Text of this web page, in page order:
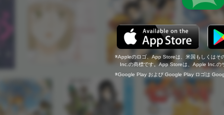
Appleのロゴ、App Storeは、米国もしくはそ
Inc.の商標です。App Storeは、Apple Inc.の
Google Play および Google Play ロゴは